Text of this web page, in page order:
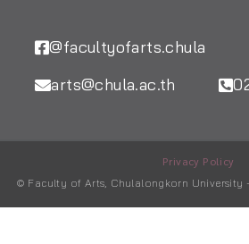
@facultyofarts.chula
arts@chula.ac.th
Privacy Policy
© Faculty of Arts, Chulalongkorn University